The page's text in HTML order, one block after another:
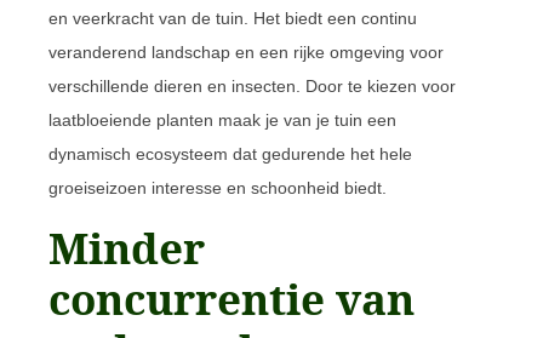
en veerkracht van de tuin. Het biedt een continu
veranderend landschap en een rijke omgeving voor
verschillende dieren en insecten. Door te kiezen voor
laatbloeiende planten maak je van je tuin een
dynamisch ecosysteem dat gedurende het hele
groeiseizoen interesse en schoonheid biedt.
Minder
concurrentie van